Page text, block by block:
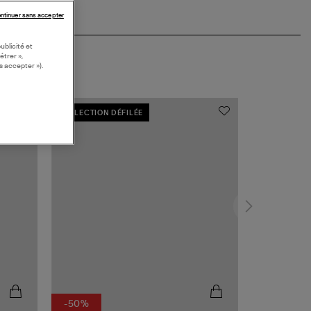
COLLECTION DÉFILÉE
-50%
et
»,
accepter »).
sans accepter